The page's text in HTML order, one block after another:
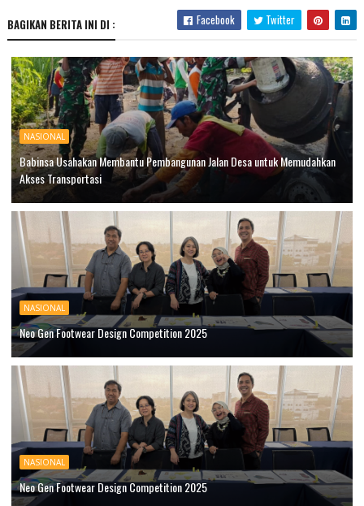
BAGIKAN BERITA INI DI : Facebook Twitter
NASIONAL
Babinsa Usahakan Membantu Pembangunan Jalan Desa untuk Memudahkan
Akses Transportasi
NASIONAL
Neo Gen Footwear Design Competition 2025
NASIONAL
Neo Gen Footwear Design Competition 2025